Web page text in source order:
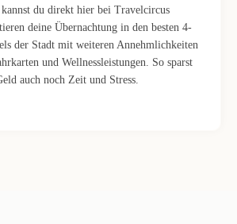
kannst du direkt hier bei Travelcircus
deine Übernachtung in den besten 4-
der Stadt mit weiteren Annehmlichkeiten
und Wellnessleistungen. So sparst
auch noch Zeit und Stress.